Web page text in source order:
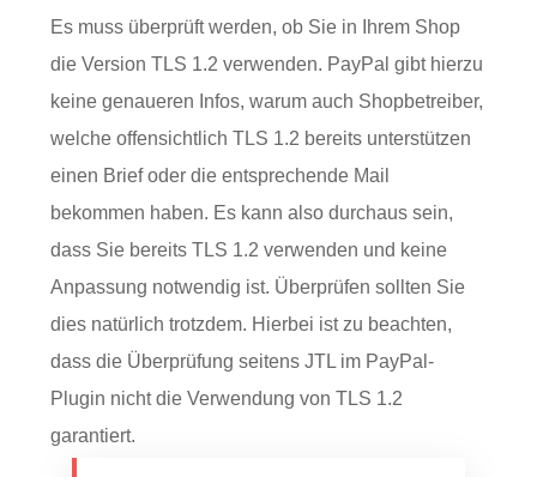
Es muss überprüft werden, ob Sie in Ihrem Shop
die Version TLS 1.2 verwenden. PayPal gibt hierzu
keine genaueren Infos, warum auch Shopbetreiber,
welche offensichtlich TLS 1.2 bereits unterstützen
einen Brief oder die entsprechende Mail
bekommen haben. Es kann also durchaus sein,
dass Sie bereits TLS 1.2 verwenden und keine
Anpassung notwendig ist. Überprüfen sollten Sie
dies natürlich trotzdem. Hierbei ist zu beachten,
dass die Überprüfung seitens JTL im PayPal-
Plugin nicht die Verwendung von TLS 1.2
garantiert.